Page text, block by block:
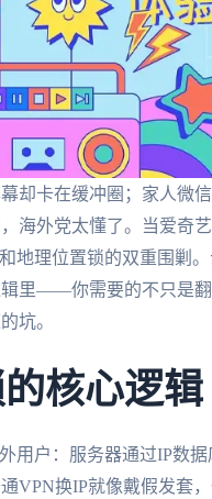
却卡在缓冲圈；家人微
海外党太懂了。当爱奇
地理位置锁的双重围剿
里——你需要的不只是
坑。
核心逻辑
用户：服务器通过IP数
VPN换IP就像戴假发套